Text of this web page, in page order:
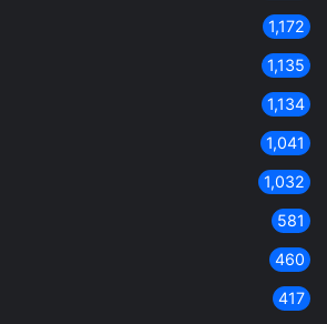
1,172
1,135
1,134
1,041
1,032
581
460
417